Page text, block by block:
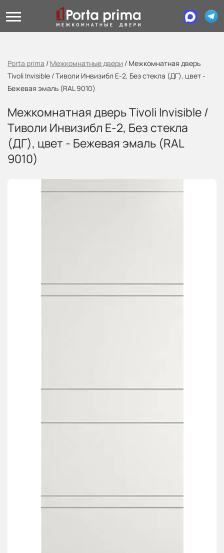
Porta prima / Межкомнатные двери / Межкомнатная дверь
Tivoli Invisible / Тиволи Инвизибл Е-2, Без стекла (ДГ), цвет -
Бежевая эмаль (RAL 9010)
Межкомнатная дверь Tivoli Invisible /
Тиволи Инвизибл Е-2, Без стекла
(ДГ), цвет - Бежевая эмаль (RAL
9010)